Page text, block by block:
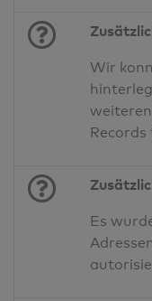
Wir
Records
Es